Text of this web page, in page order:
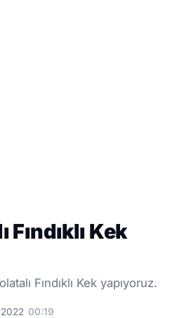
Kek
Fındıklı Kek yapıyoruz.
00:19